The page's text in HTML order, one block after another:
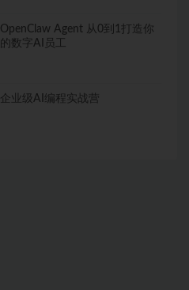
OpenClaw Agent 从0到1打造你
的数字AI员工
企业级AI编程实战营